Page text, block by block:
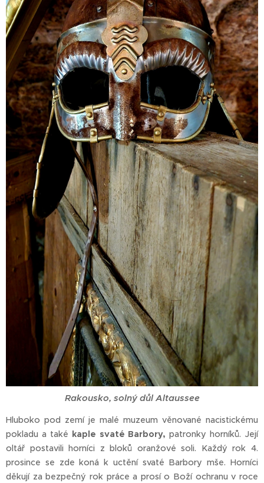
Rakousko, solný důl Altaussee
Hluboko pod zemí je malé muzeum věnované nacistickému
pokladu a také kaple svaté Barbory, patronky horníků. Její
oltář postavili horníci z bloků oranžové soli. Každý rok 4.
prosince se zde koná k uctění svaté Barbory mše. Horníci
děkují za bezpečný rok práce a prosí o Boží ochranu v roce